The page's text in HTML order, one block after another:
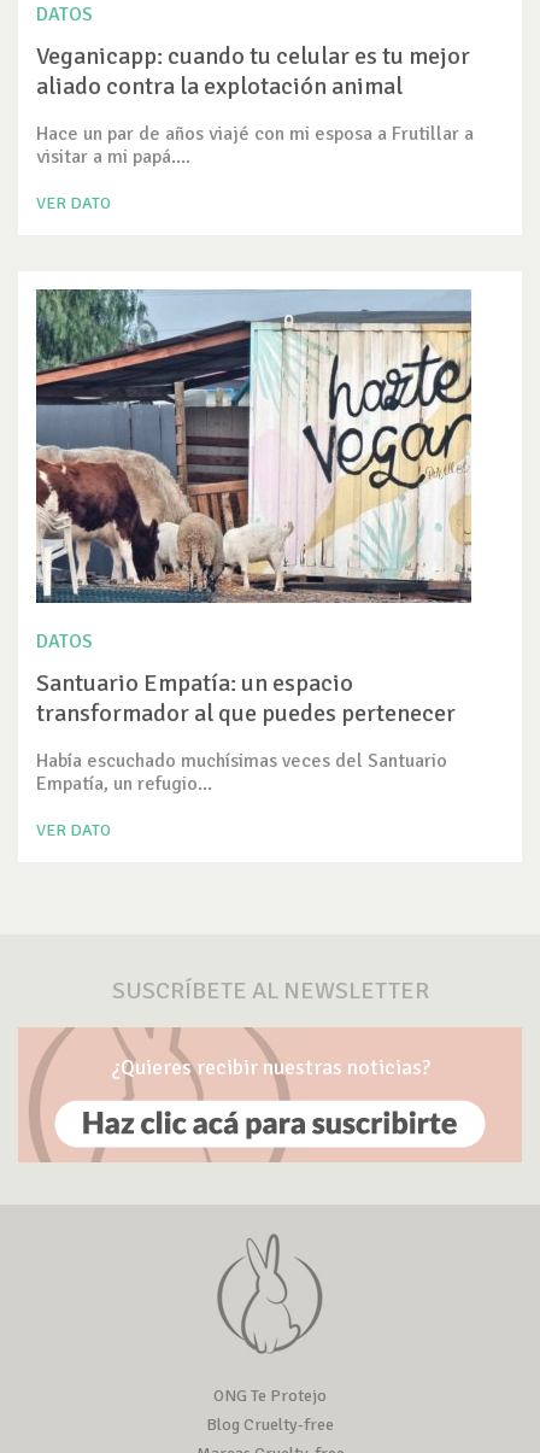
DATOS
Veganicapp: cuando tu celular es tu mejor
aliado contra la explotación animal
Hace un par de años viajé con mi esposa a Frutillar a
visitar a mi papá....
VER DATO
DATOS
Santuario Empatía: un espacio
transformador al que puedes pertenecer
Había escuchado muchísimas veces del Santuario
Empatía, un refugio...
VER DATO
SUSCRÍBETE AL NEWSLETTER
¿Quieres recibir nuestras noticias?
ONG Te Protejo
Blog Cruelty-free